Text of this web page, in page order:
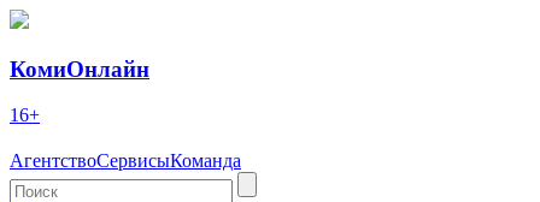
КомиОнлайн
16+
АгентствоСервисыКоманда